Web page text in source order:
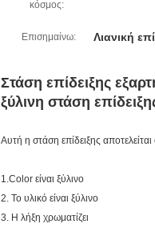
κόσμος:
Επισημαίνω: Λιανική
Στάση επίδειξης
ξύλινη στάση
Αυτή η στάση επίδειξης
1.Color είναι ξύλινο
2. Το υλικό είναι ξύλινο
3. Η λήξη χρωματίζει